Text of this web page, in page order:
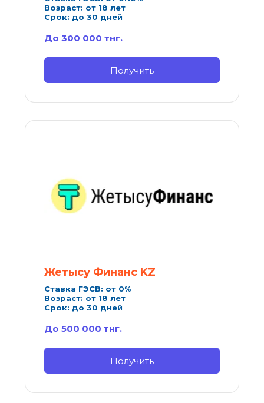
Возраст: от 18 лет
Срок: до 30 дней
До 300 000 тнг.
Получить
Жетысу Финанс KZ
Ставка ГЭСВ: от 0%
Возраст: от 18 лет
Срок: до 30 дней
До 500 000 тнг.
Получить